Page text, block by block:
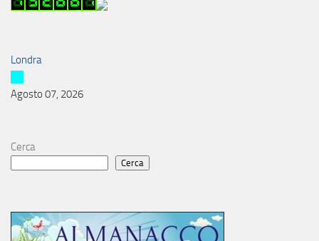
Londra
Agosto 07, 2026
Cerca
Cerca